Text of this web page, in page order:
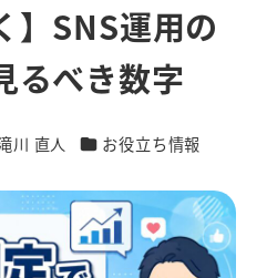
】SNS運用の
るべき数字
川 直人 カテゴリー
お役立ち情報